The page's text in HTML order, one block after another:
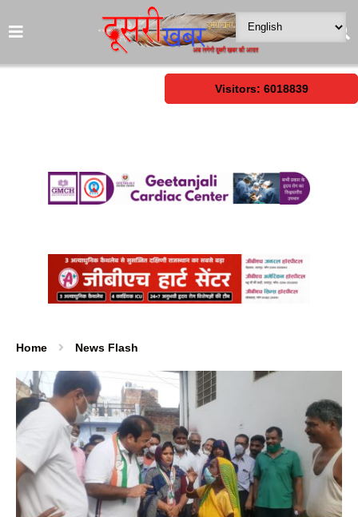
Visitors: 6018839
Home News Flash